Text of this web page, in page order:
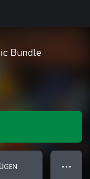
Bundle
● ● ●